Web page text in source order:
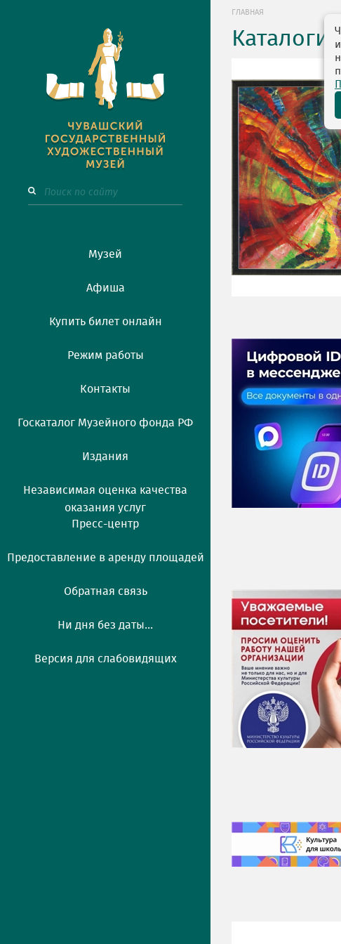
Музей
Афиша
Купить билет онлайн
Режим работы
Контакты
Госкаталог Музейного фонда РФ
Издания
Независимая оценка качества
оказания услуг
Пресс-центр
Предоставление в аренду площадей
Обратная связь
Ни дня без даты...
Версия для слабовидящих
ГЛАВНАЯ
Каталоги